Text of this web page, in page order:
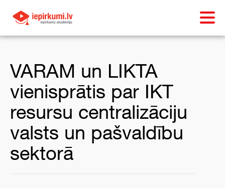
VARAM un LIKTA
vienisprātis par IKT
resursu centralizāciju
valsts un pašvaldību
sektorā